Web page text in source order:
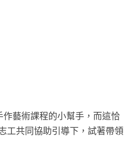
藝術課程的小幫手，而這恰
工共同協助引導下，試著帶領